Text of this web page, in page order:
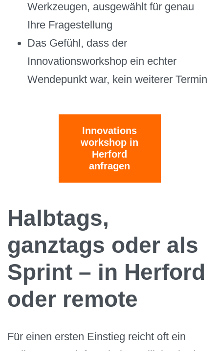
Werkzeugen, ausgewählt für genau
Ihre Fragestellung
Das Gefühl, dass der
Innovationsworkshop ein echter
Wendepunkt war, kein weiterer Termin
Innovations
workshop in
Herford
anfragen
Halbtags,
ganztags oder als
Sprint – in Herford
oder remote
Für einen ersten Einstieg reicht oft ein